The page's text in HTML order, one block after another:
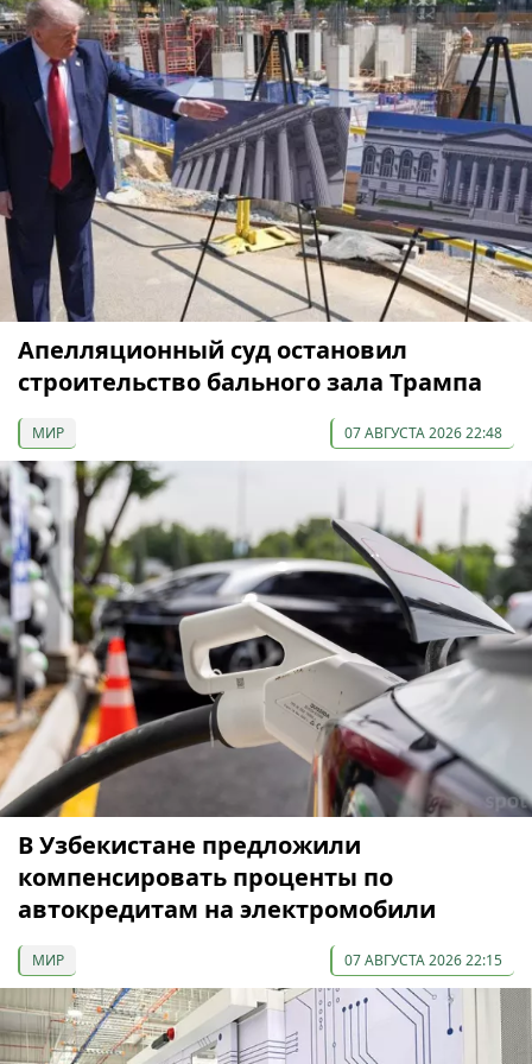
Апелляционный суд остановил
строительство бального зала Трампа
МИР 07 АВГУСТА 2026 22:48
В Узбекистане предложили
компенсировать проценты по
автокредитам на электромобили
МИР 07 АВГУСТА 2026 22:15